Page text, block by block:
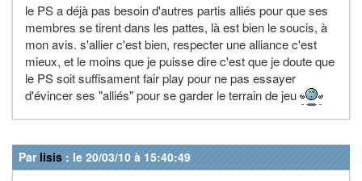
le PS a déjà pas besoin d'autres partis alliés pour que ses
membres se tirent dans les pattes, là est bien le soucis, à
mon avis. s'allier c'est bien, respecter une alliance c'est
mieux, et le moins que je puisse dire c'est que je doute que
le PS soit suffisament fair play pour ne pas essayer
d'évincer ses "alliés" pour se garder le terrain de jeu
Par lisis : le 20/03/10 à 15:40:49